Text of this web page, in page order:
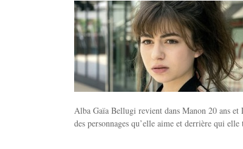
Alba Gaïa Bellugi revient dans Manon 20 ans et
des personnages qu’elle aime et derrière qui elle